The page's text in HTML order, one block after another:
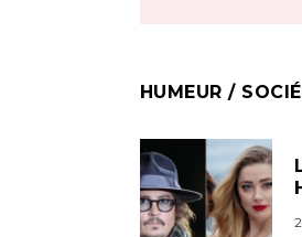
HUMEUR /